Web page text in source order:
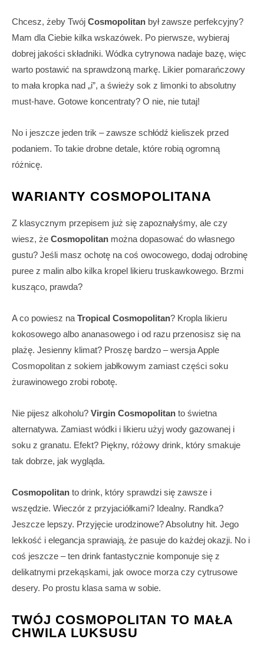
Chcesz, żeby Twój Cosmopolitan był zawsze perfekcyjny?
Mam dla Ciebie kilka wskazówek. Po pierwsze, wybieraj
dobrej jakości składniki. Wódka cytrynowa nadaje bazę, więc
warto postawić na sprawdzoną markę. Likier pomarańczowy
to mała kropka nad „i”, a świeży sok z limonki to absolutny
must-have. Gotowe koncentraty? O nie, nie tutaj!
No i jeszcze jeden trik – zawsze schłódź kieliszek przed
podaniem. To takie drobne detale, które robią ogromną
różnicę.
WARIANTY COSMOPOLITANA
Z klasycznym przepisem już się zapoznałyśmy, ale czy
wiesz, że Cosmopolitan można dopasować do własnego
gustu? Jeśli masz ochotę na coś owocowego, dodaj odrobinę
puree z malin albo kilka kropel likieru truskawkowego. Brzmi
kusząco, prawda?
A co powiesz na Tropical Cosmopolitan? Kropla likieru
kokosowego albo ananasowego i od razu przenosisz się na
plażę. Jesienny klimat? Proszę bardzo – wersja Apple
Cosmopolitan z sokiem jabłkowym zamiast części soku
żurawinowego zrobi robotę.
Nie pijesz alkoholu? Virgin Cosmopolitan to świetna
alternatywa. Zamiast wódki i likieru użyj wody gazowanej i
soku z granatu. Efekt? Piękny, różowy drink, który smakuje
tak dobrze, jak wygląda.
Cosmopolitan to drink, który sprawdzi się zawsze i
wszędzie. Wieczór z przyjaciółkami? Idealny. Randka?
Jeszcze lepszy. Przyjęcie urodzinowe? Absolutny hit. Jego
lekkość i elegancja sprawiają, że pasuje do każdej okazji. No i
coś jeszcze – ten drink fantastycznie komponuje się z
delikatnymi przekąskami, jak owoce morza czy cytrusowe
desery. Po prostu klasa sama w sobie.
TWÓJ COSMOPOLITAN TO MAŁA
CHWILA LUKSUSU